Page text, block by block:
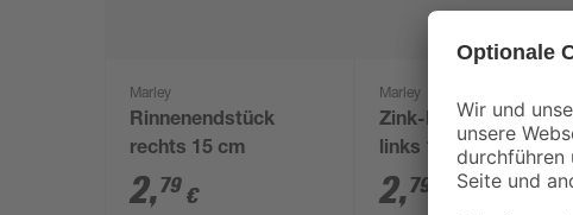
Marley
Rinnenendstück
rechts 15 cm
2,79 €
Marley
Zink-Rinnenendstück
links 15 cm
2,79